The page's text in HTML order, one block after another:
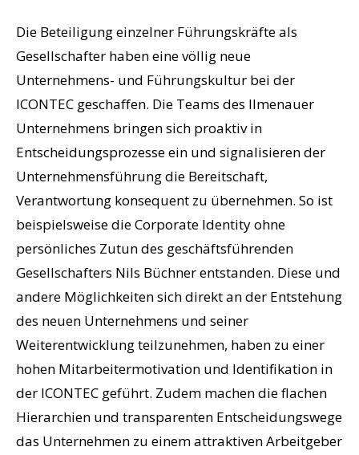
Die Beteiligung einzelner Führungskräfte als
Gesellschafter haben eine völlig neue
Unternehmens- und Führungskultur bei der
ICONTEC geschaffen. Die Teams des Ilmenauer
Unternehmens bringen sich proaktiv in
Entscheidungsprozesse ein und signalisieren der
Unternehmensführung die Bereitschaft,
Verantwortung konsequent zu übernehmen. So ist
beispielsweise die Corporate Identity ohne
persönliches Zutun des geschäftsführenden
Gesellschafters Nils Büchner entstanden. Diese und
andere Möglichkeiten sich direkt an der Entstehung
des neuen Unternehmens und seiner
Weiterentwicklung teilzunehmen, haben zu einer
hohen Mitarbeitermotivation und Identifikation in
der ICONTEC geführt. Zudem machen die flachen
Hierarchien und transparenten Entscheidungswege
das Unternehmen zu einem attraktiven Arbeitgeber